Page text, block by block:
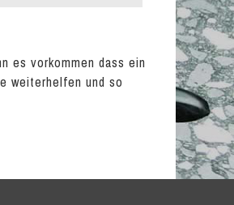
es vorkommen dass ein
weiterhelfen und so